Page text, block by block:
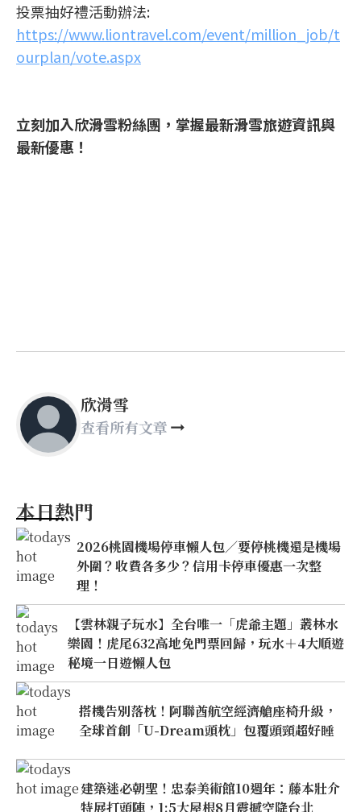
投票抽好禮活動辦法:
https://www.liontravel.com/event/million_job/t
ourplan/vote.aspx
立刻加入欣滑雪粉絲團，掌握最新滑雪旅遊資訊與
最新優惠！
欣滑雪
查看所有文章
本日熱門
2026桃園機場停車懶人包／要停桃機還是機場
外圍？收費各多少？信用卡停車優惠一次整
理！
【雲林親子玩水】全台唯一「虎爺主題」叢林水
樂園！虎尾632高地免門票回歸，玩水＋4大順遊
秘境一日遊懶人包
搭機告別落枕！阿聯酋航空經濟艙座椅升級，
全球首創「U-Dream頭枕」包覆頭頸超好睡
建築迷必朝聖！忠泰美術館10週年：藤本壯介
特展打頭陣，1:5大屋根8月震撼空降台北